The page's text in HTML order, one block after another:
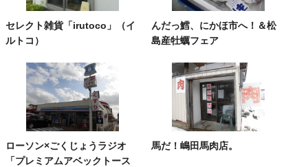
セレクト雑貨「irutoco」（イ
ルトコ）
んだっ鱈、にかほ市へ！＆松
島産牡蠣フェア
ローソン×ごくじょうラジオ
「プレミアムアベックトース
馬だ！嶋田馬肉店。